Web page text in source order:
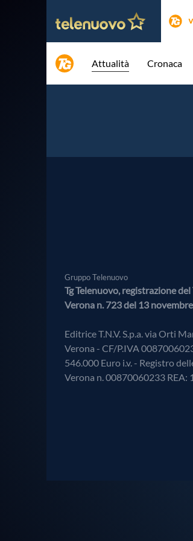
Attualità Cronaca
Gruppo Telenuovo
Tg Telenuovo, registrazione
Verona n. 723 del 13
Editrice T.N.V. S.p.a. via Orti
Verona - CF/P.IVA
546.000 Euro i.v. - Registro
Verona n. 00870060233 REA: